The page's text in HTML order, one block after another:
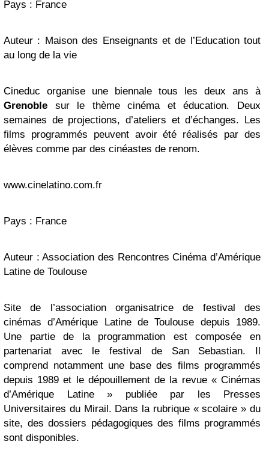
Pays : France
Auteur : Maison des Enseignants et de l’Education tout
au long de la vie
Cineduc organise une biennale tous les deux ans à
Grenoble sur le thème cinéma et éducation. Deux
semaines de projections, d’ateliers et d’échanges. Les
films programmés peuvent avoir été réalisés par des
élèves comme par des cinéastes de renom.
www.cinelatino.com.fr
Pays : France
Auteur : Association des Rencontres Cinéma d’Amérique
Latine de Toulouse
Site de l’association organisatrice de festival des
cinémas d’Amérique Latine de Toulouse depuis 1989.
Une partie de la programmation est composée en
partenariat avec le festival de San Sebastian. Il
comprend notamment une base des films programmés
depuis 1989 et le dépouillement de la revue « Cinémas
d’Amérique Latine » publiée par les Presses
Universitaires du Mirail. Dans la rubrique « scolaire » du
site, des dossiers pédagogiques des films programmés
sont disponibles.